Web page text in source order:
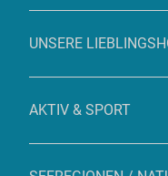
UNSERE
AKTIV & SPORT